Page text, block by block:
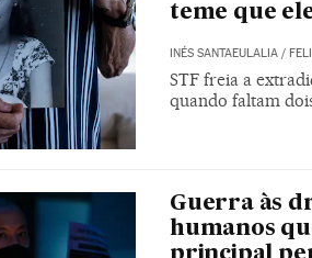
teme que
INÉS SANTAEULALIA/
STF freia a
quando faltam
Guerra às
humanos